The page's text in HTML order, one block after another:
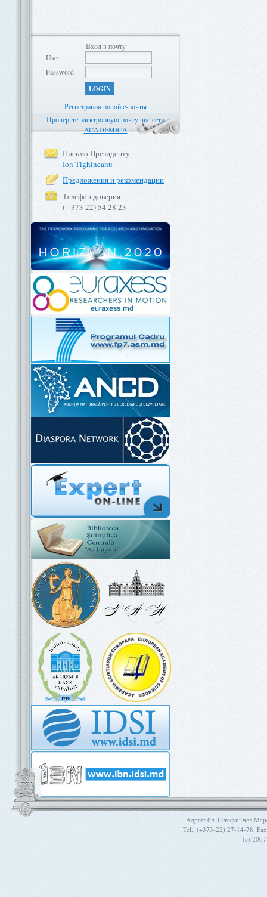
Вход в почту
User
Password
LOGIN
Регистрация новой е-почты
Проверьте электронную почту вне сети
ACADEMICA
Письмо Президенту
Ion Tighineanu
Предложения и рекомендации
Телефон доверия
(+ 373 22) 54 28 23
Aдрес: бл. Штефан чел
Tel.: (+373-22) 27-14-78,
(c)